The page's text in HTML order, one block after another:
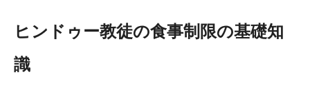
ヒンドゥー教徒の食事制限の基礎知
識